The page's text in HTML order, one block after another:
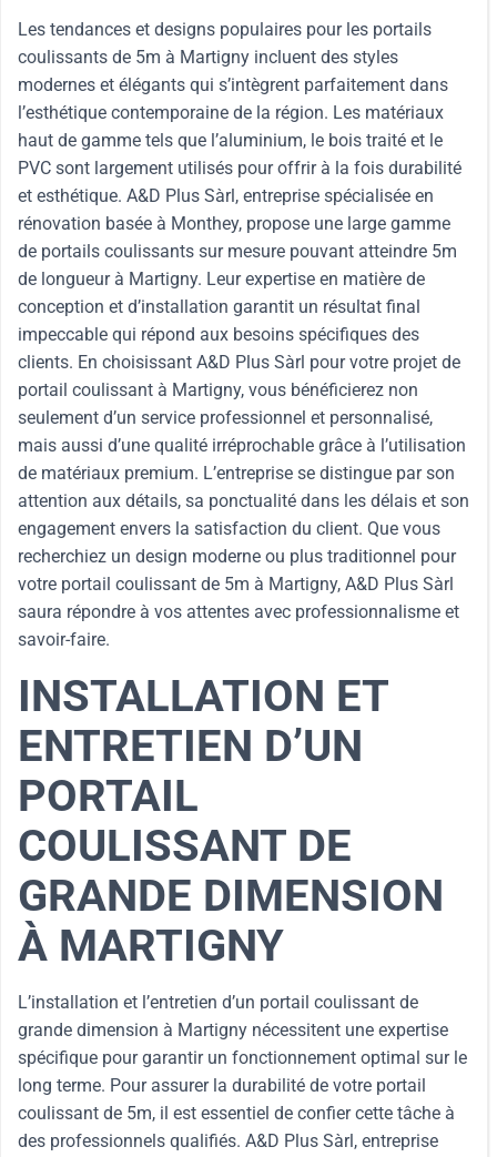
Les tendances et designs populaires pour les portails
coulissants de 5m à Martigny incluent des styles
modernes et élégants qui s’intègrent parfaitement dans
l’esthétique contemporaine de la région. Les matériaux
haut de gamme tels que l’aluminium, le bois traité et le
PVC sont largement utilisés pour offrir à la fois durabilité
et esthétique. A&D Plus Sàrl, entreprise spécialisée en
rénovation basée à Monthey, propose une large gamme
de portails coulissants sur mesure pouvant atteindre 5m
de longueur à Martigny. Leur expertise en matière de
conception et d’installation garantit un résultat final
impeccable qui répond aux besoins spécifiques des
clients. En choisissant A&D Plus Sàrl pour votre projet de
portail coulissant à Martigny, vous bénéficierez non
seulement d’un service professionnel et personnalisé,
mais aussi d’une qualité irréprochable grâce à l’utilisation
de matériaux premium. L’entreprise se distingue par son
attention aux détails, sa ponctualité dans les délais et son
engagement envers la satisfaction du client. Que vous
recherchiez un design moderne ou plus traditionnel pour
votre portail coulissant de 5m à Martigny, A&D Plus Sàrl
saura répondre à vos attentes avec professionnalisme et
savoir-faire.
INSTALLATION ET
ENTRETIEN D’UN
PORTAIL
COULISSANT DE
GRANDE DIMENSION
À MARTIGNY
L’installation et l’entretien d’un portail coulissant de
grande dimension à Martigny nécessitent une expertise
spécifique pour garantir un fonctionnement optimal sur le
long terme. Pour assurer la durabilité de votre portail
coulissant de 5m, il est essentiel de confier cette tâche à
des professionnels qualifiés. A&D Plus Sàrl, entreprise